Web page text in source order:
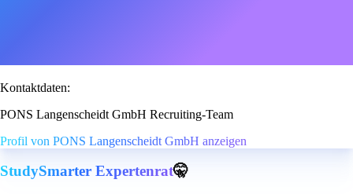
Kontaktdaten:
PONS Langenscheidt GmbH Recruiting-Team
Profil von PONS Langenscheidt GmbH anzeigen
StudySmarter Expertenrat🤫